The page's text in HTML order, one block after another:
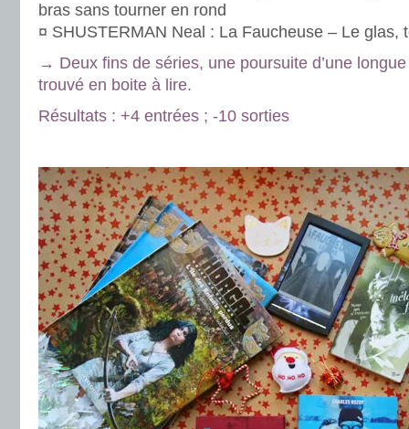
bras sans tourner en rond
¤ SHUSTERMAN Neal : La Faucheuse – Le glas,
→ Deux fins de séries, une poursuite d’une
trouvé en boite à lire.
Résultats : +4 entrées ; -10 sorties